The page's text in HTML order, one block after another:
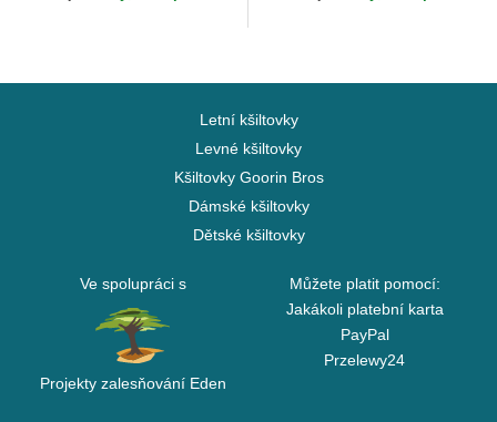
Letní kšiltovky
Levné kšiltovky
Kšiltovky Goorin Bros
Dámské kšiltovky
Dětské kšiltovky
Ve spolupráci s
Projekty zalesňování Eden
Můžete platit pomocí:
Jakákoli platební karta
PayPal
Przelewy24